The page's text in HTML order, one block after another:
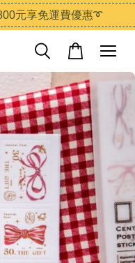
元享免運費優惠➰